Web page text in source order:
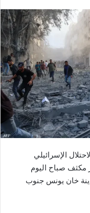
الإسرائيلي
صباح اليوم
خان يونس جنوب